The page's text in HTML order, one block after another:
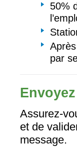
50%
par
Assurez-
et de
message.